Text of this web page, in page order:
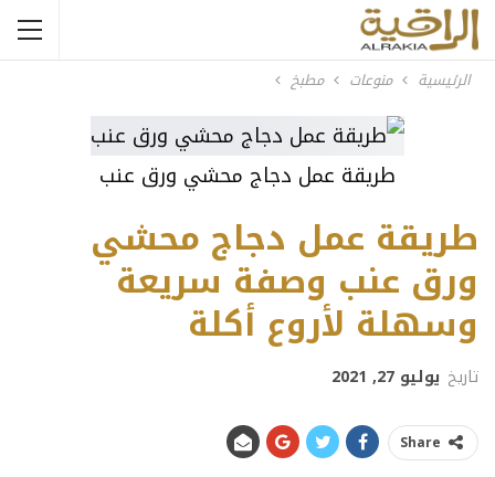
الرئيسية منوعات مطبخ
طريقة عمل دجاج محشي ورق عنب
طريقة عمل دجاج محشي
ورق عنب وصفة سريعة
وسهلة لأروع أكلة
تاريخ يوليو 27, 2021
Share